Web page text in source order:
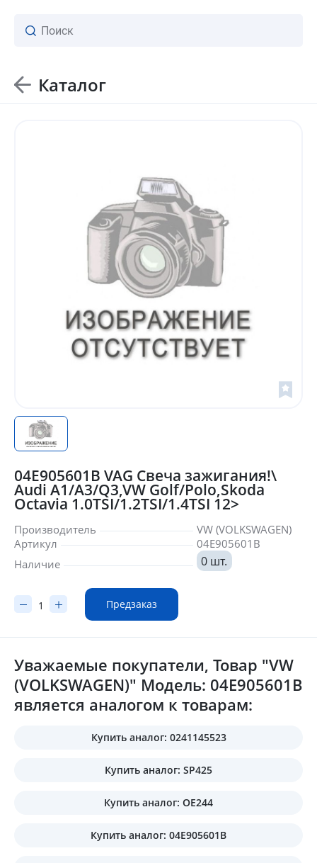
Каталог
04E905601B VAG Cвеча зажигания!\
Audi A1/A3/Q3,VW Golf/Polo,Skoda
Octavia 1.0TSI/1.2TSI/1.4TSI 12>
Производитель
VW (VOLKSWAGEN)
Артикул
04E905601B
Наличие
0 шт.
Предзаказ
Уважаемые покупатели, Товар "VW
(VOLKSWAGEN)" Модель: 04E905601B
является аналогом к товарам:
Купить аналог: 0241145523
Купить аналог: SP425
Купить аналог: OE244
Купить аналог: 04E905601B